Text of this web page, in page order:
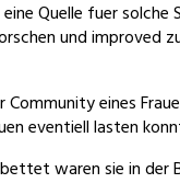
Quelle fuer
und improved
eines
eventiell lasten
waren sie in